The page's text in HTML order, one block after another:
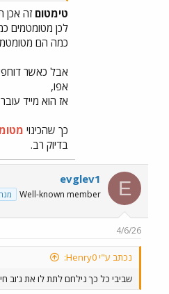
טימטוםזה אכן
לכן מטומטמים
כמה הם
אבל כאשר
אפו,
אז הוא מייד עובר
כך שהכינוי
בדיוק רב.
E
evglev1
Well-known member
4/6/26
נכתב ע"י Henry0:
שביבי כל כך נילחם לתת לו את ג'וב